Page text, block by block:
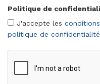
Politique de
J'accepte les
politique de confidentialité